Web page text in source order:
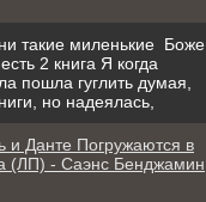
такие миленькие Боже,
2 книга Я когда
пошла гуглить думая,
но надеялась,
и Данте Погружаются в
(ЛП) - Саэнс Бенджамин